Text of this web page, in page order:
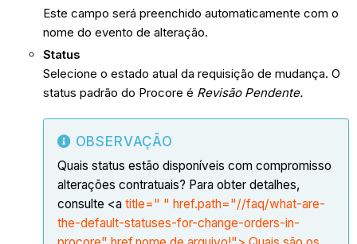
Este campo será preenchido automaticamente com o
nome do evento de alteração.
Status
Selecione o estado atual da requisição de mudança. O
status padrão do Procore é Revisão Pendente.
OBSERVAÇÃO
Quais status estão disponíveis com compromisso
alterações contratuais? Para obter detalhes,
consulte <a title=" " href.path="//faq/what-are-
the-default-statuses-for-change-orders-in-